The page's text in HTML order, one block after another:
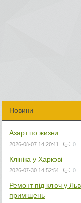
Новини
Азарт по жизни
2026-08-07 14:20:41 0
Клініка у Харкові
2026-07-30 14:52:54 0
Ремонт під ключ у
приміщень